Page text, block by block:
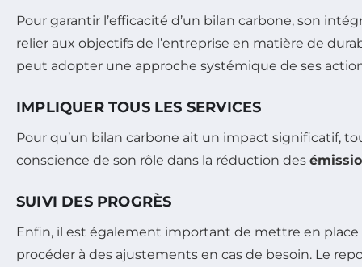
Pour garantir l’efficacité d’un bilan carbone, son
relier aux objectifs de l’entreprise en matière de
peut adopter une approche systémique de ses
IMPLIQUER TOUS LES SERVICES
Pour qu’un bilan carbone ait un impact significatif,
conscience de son rôle dans la réduction des
SUIVI DES PROGRÈS
Enfin, il est également important de mettre en place
procéder à des ajustements en cas de besoin. Le